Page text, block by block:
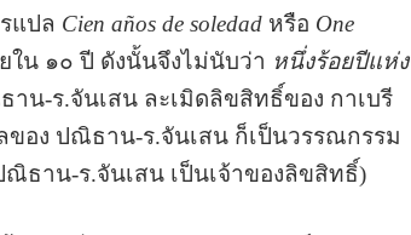
แปล Cien años de soledad หรือ One
ใน ๑๐ ปี ดังนั้นจึงไม่นับว่า หนึ่งร้อยปีแห่ง
น-ร.จันเสน ละเมิดลิขสิทธิ์ของ กาเบรี
ของ ปณิธาน-ร.จันเสน ก็เป็นวรรณกรรม
ธาน-ร.จันเสน เป็นเจ้าของลิขสิทธิ์)